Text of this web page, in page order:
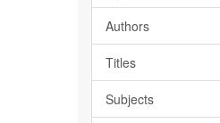
Authors
Titles
Subjects